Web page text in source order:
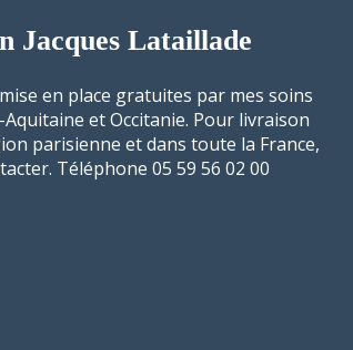
Jacques Lataillade
en place gratuites par mes soins
et Occitanie. Pour livraison
parisienne et dans toute la France,
Téléphone 05 59 56 02 00